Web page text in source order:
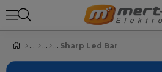
Sharp Led Bar